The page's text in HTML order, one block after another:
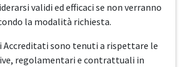
validi ed efficaci se non verranno
la modalità richiesta.
sono tenuti a rispettare le
regolamentari e contrattuali in